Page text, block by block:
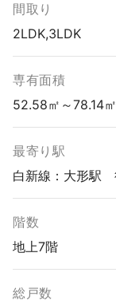
間取り
2LDK,3LDK
専有面積
52.58㎡～78.14㎡
最寄り駅
白新線：大形駅
階数
地上7階
総戸数